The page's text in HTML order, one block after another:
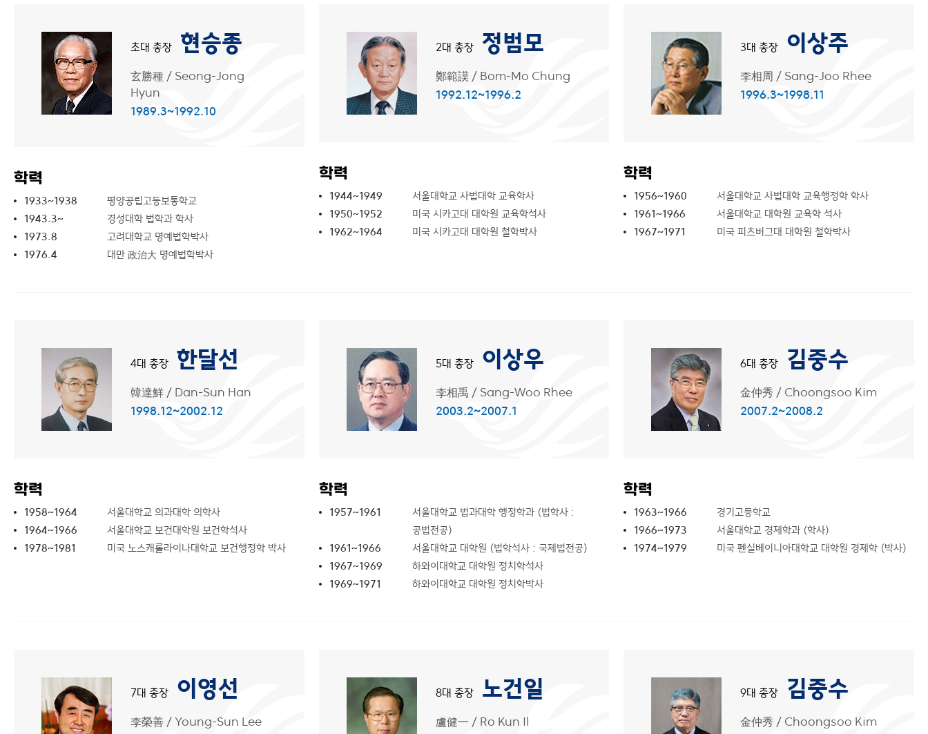
초대 총장 현승종
玄勝種 / Seong-Jong
Hyun
1989.3~1992.10
학력
1933~1938
평양공립고등보통학교
1943.3~
경성대학 법학과 학사
1973.8
고려대학교 명예법학박사
1976.4
대만 政治大 명예법학박사
2대 총장 정범모
鄭範謨 /Bom-Mo Chung
1992.12~1996.2
학력
1944~1949
서울대학교 사법대학 교육학사
1950~1952
미국 시카고대 대학원 교육학석사
1962~1964
미국 시카고대 대학원 철학박사
3대 총장 이상주
李相周 / Sang-Joo Rhee
1996.3~1998.11
학력
1956~1960
서울대학교 사법대학 교육행정학 학사
1961~1966
서울대학교 대학원 교육학 석사
1967~1971
미국 피츠버그대 대학원 철학박사
4대 총장 한달선
韓達鮮 / Dan-Sun Han
1998.12~2002.12
학력
1958~1964
서울대학교 의과대학 의학사
1964~1966
서울대학교 보건대학원 보건학석사
1978~1981
미국 노스캐롤라이나대학교 보건행정학 박사
5대 총장 이상우
李相禹 /Sang-Woo Rhee
2003.2~2007.1
학력
1957~1961
서울대학교 법과대학 행정학과 (법학사 :
공법전공)
1961~1966
서울대학교 대학원 (법학석사 : 국제법전공)
1967~1969
하와이대학교 대학원 정치학석사
1969~1971
하와이대학교 대학원 정치학박사
6대 총장 김중수
金仲秀 / Choongsoo Kim
2007.2~2008.2
학력
1963~1966
경기고등학교
1966~1973
서울대학교 경제학과 (학사)
1974~1979
미국 펜실베이니아대학교 대학원 경제학 (박사)
7대 총장 이영선
李榮善 /Young-Sun Lee
8대 총장 노건일
盧健一 /Ro Kun Il
9대 총장 김중수
金仲秀 / Choongsoo Kim